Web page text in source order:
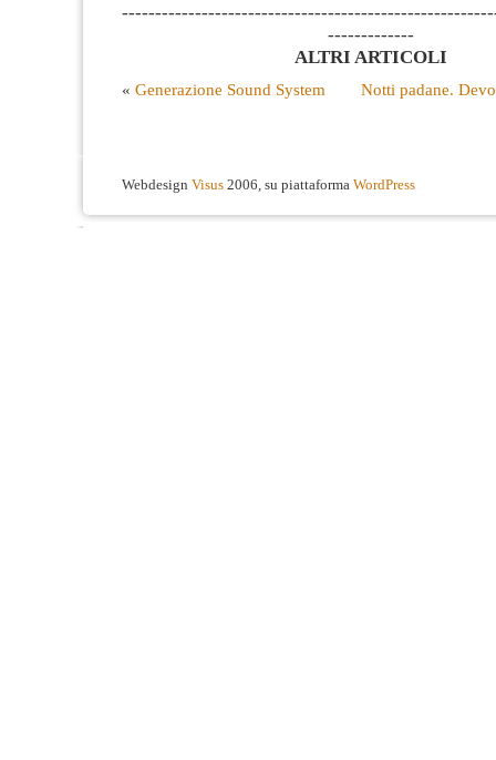
-------------
ALTRI ARTICOLI
« Generazione Sound System Notti padane.
Webdesign Visus 2006, su piattaforma WordPress